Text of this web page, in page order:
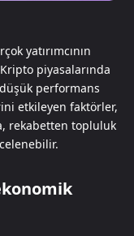
yatırımcının
piyasalarında
performans
etkileyen faktörler,
rekabetten topluluk